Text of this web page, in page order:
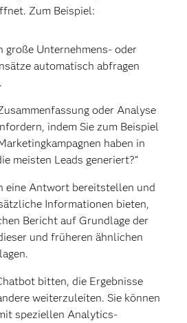
Zum Beispiel:
große Unternehmens- oder
automatisch abfragen
oder Analyse
indem Sie zum Beispiel
haben in
meisten Leads generiert?“
eine Antwort bereitstellen und
Informationen bieten,
Bericht auf Grundlage der
und früheren ähnlichen
bitten, die Ergebnisse
weiterzuleiten. Sie können
speziellen Analytics-